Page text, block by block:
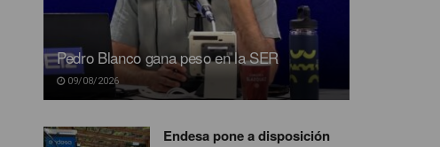
Pedro Blanco gana peso en la SER
09/08/2026
Endesa pone a disposición